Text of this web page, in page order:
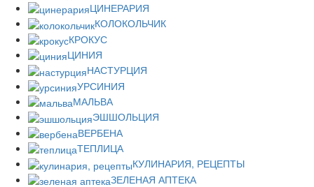
ЦИНЕРАРИЯ
КОЛОКОЛЬЧИК
КРОКУС
ЦИНИЯ
НАСТУРЦИЯ
УРСИНИЯ
МАЛЬВА
ЭШШОЛЬЦИЯ
ВЕРБЕНА
ТЕПЛИЦА
КУЛИНАРИЯ, РЕЦЕПТЫ
ЗЕЛЕНАЯ АПТЕКА